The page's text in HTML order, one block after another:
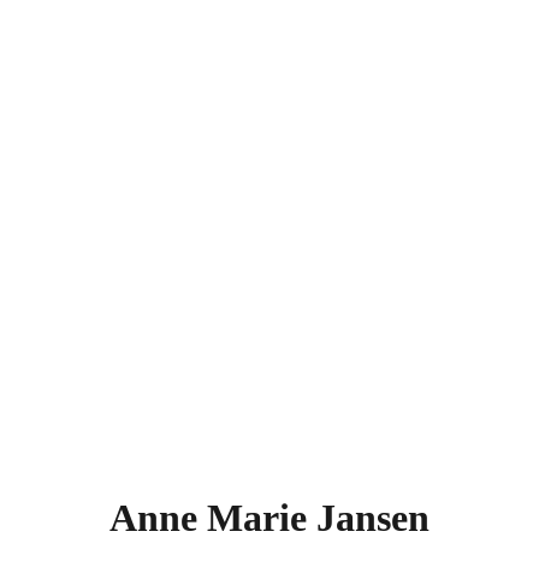
Anne Marie Jansen